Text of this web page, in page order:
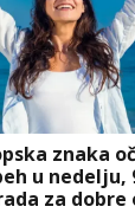
znaka
u nedelju,
za dobre